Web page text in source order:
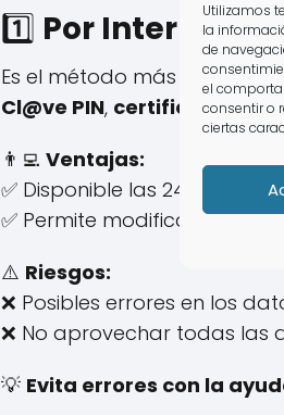
Utilizamos
la
de
el
consentir o
ciertas
1️⃣ Por Internet
Es el método más ágil.
Cl@ve PIN, certificado
👨‍💻 Ventajas:
✅ Disponible las 24 horas.
✅ Permite modificar la
⚠️ Riesgos:
❌ Posibles errores en los
❌ No aprovechar todas las
💡 Evita errores con la